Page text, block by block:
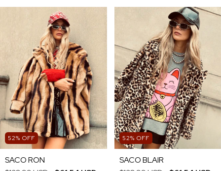
52% OFF
SACO RON
52% OFF
SACO BLAIR